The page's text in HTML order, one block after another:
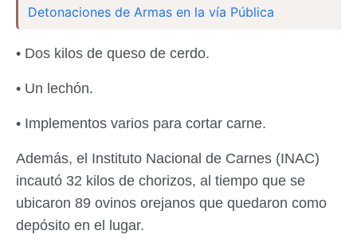
Detonaciones de Armas en la vía Pública
• Dos kilos de queso de cerdo.
• Un lechón.
• Implementos varios para cortar carne.
Además, el Instituto Nacional de Carnes (INAC)
incautó 32 kilos de chorizos, al tiempo que se
ubicaron 89 ovinos orejanos que quedaron como
depósito en el lugar.